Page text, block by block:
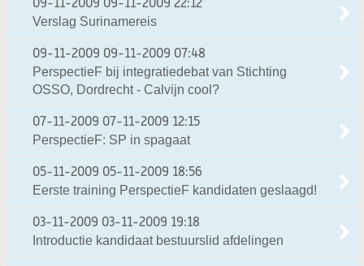
09-11-2009 09-11-2009 22:12
Verslag Surinamereis
09-11-2009 09-11-2009 07:48
PerspectieF bij integratiedebat van Stichting
OSSO, Dordrecht - Calvijn cool?
07-11-2009 07-11-2009 12:15
PerspectieF: SP in spagaat
05-11-2009 05-11-2009 18:56
Eerste training PerspectieF kandidaten geslaagd!
03-11-2009 03-11-2009 19:18
Introductie kandidaat bestuurslid afdelingen